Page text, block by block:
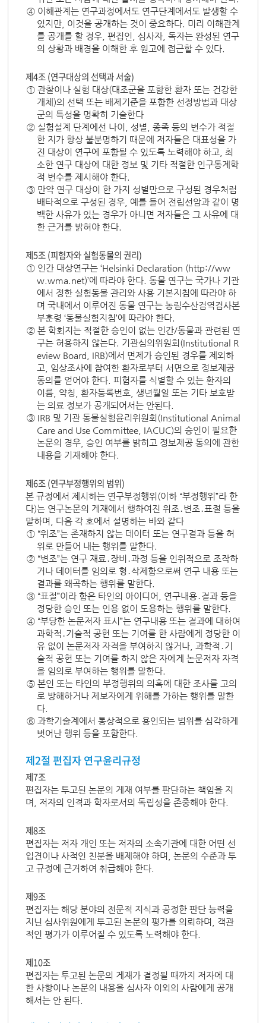
④ 이해관계는 연구과정에서도 연구단계에서도 발생할 수
있지만, 이것을 공개하는 것이 중요하다. 미리 이해관계
를 공개를 할 경우, 편집인, 심사자, 독자는 완성된 연구
의 상황과 배경을 이해한 후 원고에 접근할 수 있다.
제4조 (연구대상의 선택과 서술)
① 관찰이나 실험 대상(대조군을 포함한 환자 또는 건강한
개체)의 선택 또는 배제기준을 포함한 선정방법과 대상
군의 특성을 명확히 기술한다
② 실험설계 단계에선 나이, 성별, 종족 등의 변수가 적절
한 지가 항상 불분명하기 때문에 저자들은 대표성을 가
진 대상이 연구에 포함될 수 있도록 노력해야 하고, 최
소한 연구 대상에 대한 정보 및 기타 적절한 인구통계학
적 변수를 제시해야 한다.
③ 만약 연구 대상이 한 가지 성별만으로 구성된 경우처럼
배타적으로 구성된 경우, 예를 들어 전립선암과 같이 명
백한 사유가 있는 경우가 아니면 저자들은 그 사유에 대
한 근거를 밝혀야 한다.
제5조 (피험자와 실험동물의 권리)
① 인간 대상연구는 ‘Helsinki Declaration (http://ww
w.wma.net)’에 따라야 한다. 동물 연구는 국가나 기관
에서 정한 실험동물 관리와 사용 기본지침에 따라야 하
며 국내에서 이루어진 동물 연구는 농림수산검역검사본
부훈령 ‘동물실험지침’에 따라야 한다.
② 본 학회지는 적절한 승인이 없는 인간/동물과 관련된 연
구는 허용하지 않는다. 기관심의위원회(Institutional R
eview Board, IRB)에서 면제가 승인된 경우를 제외하
고, 임상조사에 참여한 환자로부터 서면으로 정보제공
동의를 얻어야 한다. 피험자를 식별할 수 있는 환자의
이름, 약칭, 환자등록번호, 생년월일 또는 기타 보호받
는 의료 정보가 공개되어서는 안된다.
③ IRB 및 기관 동물실험윤리위원회(Institutional Animal
Care and Use Committee, IACUC)의 승인이 필요한
논문의 경우, 승인 여부를 밝히고 정보제공 동의에 관한
내용을 기재해야 한다.
제6조 (연구부정행위의 범위)
본 규정에서 제시하는 연구부정행위(이하 “부정행위”라 한
다)는 연구논문의 게재에서 행하여진 위조․변조․표절 등을
말하며, 다음 각 호에서 설명하는 바와 같다
① “위조”는 존재하지 않는 데이터 또는 연구결과 등을 허
위로 만들어 내는 행위를 말한다.
② “변조”는 연구 재료․장비․과정 등을 인위적으로 조작하
거나 데이터를 임의로 형․삭제함으로써 연구 내용 또는
결과를 왜곡하는 행위를 말한다.
③ “표절”이라 함은 타인의 아이디어, 연구내용․결과 등을
정당한 승인 또는 인용 없이 도용하는 행위를 말한다.
④ “부당한 논문저자 표시”는 연구내용 또는 결과에 대하여
과학적․기술적 공헌 또는 기여를 한 사람에게 정당한 이
유 없이 논문저자 자격을 부여하지 않거나, 과학적․기
술적 공헌 또는 기여를 하지 않은 자에게 논문저자 자격
을 임의로 부여하는 행위를 말한다.
⑤ 본인 또는 타인의 부정행위의 의혹에 대한 조사를 고의
로 방해하거나 제보자에게 위해를 가하는 행위를 말한
다.
⑥ 과학기술계에서 통상적으로 용인되는 범위를 심각하게
벗어난 행위 등을 포함한다.
제2절 편집자 연구윤리규정
제7조
편집자는 투고된 논문의 게재 여부를 판단하는 책임을 지
며, 저자의 인격과 학자로서의 독립성을 존중해야 한다.
제8조
편집자는 저자 개인 또는 저자의 소속기관에 대한 어떤 선
입견이나 사적인 친분을 배제해야 하며, 논문의 수준과 투
고 규정에 근거하여 취급해야 한다.
제9조
편집자는 해당 분야의 전문적 지식과 공정한 판단 능력을
지닌 심사위원에게 투고된 논문의 평가를 의뢰하며, 객관
적인 평가가 이루어질 수 있도록 노력해야 한다.
제10조
편집자는 투고된 논문의 게재가 결정될 때까지 저자에 대
한 사항이나 논문의 내용을 심사자 이외의 사람에게 공개
해서는 안 된다.